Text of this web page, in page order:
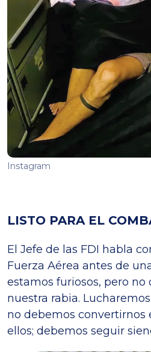
Instagram
LISTO PARA EL
El Jefe de las FDI habla
Fuerza Aérea antes de
estamos furiosos, pero
nuestra rabia.
no debemos convertirnos
ellos; debemos seguir